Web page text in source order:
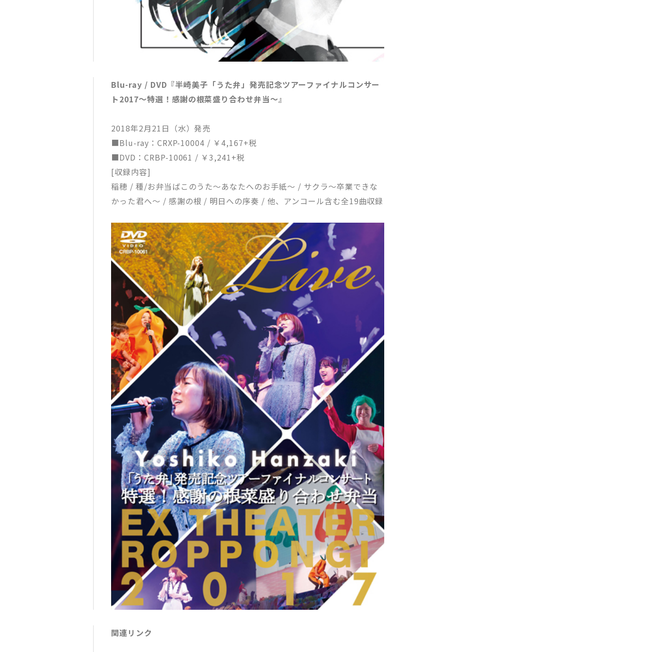
Blu-ray / DVD『半崎美子「うた弁」発売記念ツアーファイナルコンサー
ト2017～特選！感謝の根菜盛り合わせ弁当～』
2018年2月21日（水）発売
■Blu-ray：CRXP-10004 / ￥4,167+税
■DVD：CRBP-10061 / ￥3,241+税
[収録内容]
稲穂 / 種/お弁当ばこのうた～あなたへのお手紙～ / サクラ～卒業できな
かった君へ～ / 感謝の根 / 明日への序奏 / 他、アンコール含む全19曲収録
関連リンク